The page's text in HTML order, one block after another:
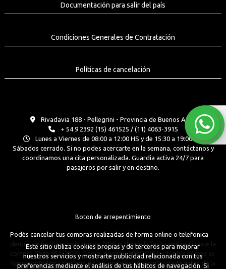
Documentación para salir del país
Condiciones Generales de Contratación
Políticas de cancelación
Rivadavia 188 - Pellegrini - Provincia de Buenos Aires
+ 54 9 2392 (15) 461525 / (11) 4063-3915
Lunes a Viernes de 08:00 a 12:00 HS y de 15:30 a 19:00 Hs.
Sábados cerrado. Si no podes acercarte en la semana, contáctanos y
coordinamos una cita personalizada. Guardia activa 24/7 para
pasajeros por salir y en destino.
Boton de arrepentimiento
Podés cancelar tus compras realizadas de forma online o telefonica
dentro de un plazo máximo de 10 días desde la fecha que realizaste la
compra (Disp.954/2025). Según decreto 809/2024 las tarifas aéreas se
rigen por política tarifaria de la compañía aérea informada antes de la
Este sitio utiliza cookies propias y de terceros para mejorar
nuestros servicios y mostrarte publicidad relacionada con tus
preferencias mediante el análisis de tus hábitos de navegación. Si